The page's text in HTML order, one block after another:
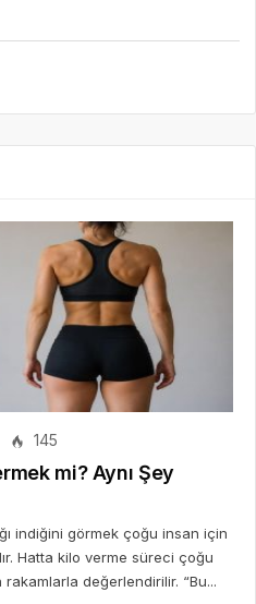
145
mi? Aynı Şey
indiğini görmek çoğu insan için
Hatta kilo verme süreci çoğu
değerlendirilir. “Bu...